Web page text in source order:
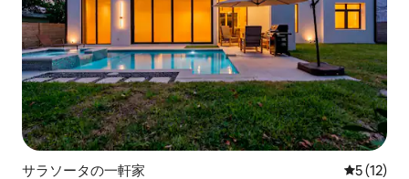
サラソータの一軒家 レビュー
5 (12)